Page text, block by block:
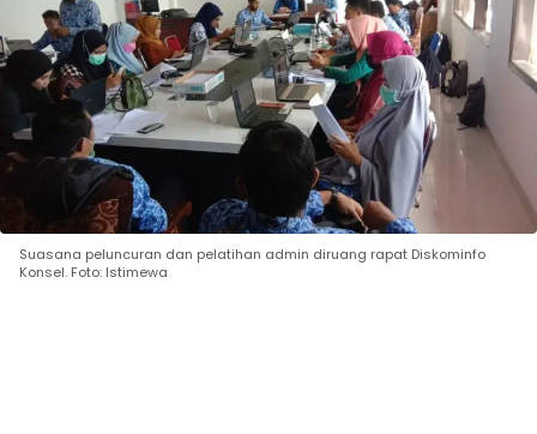
Suasana peluncuran dan pelatihan admin diruang rapat Diskominfo
Konsel. Foto: Istimewa